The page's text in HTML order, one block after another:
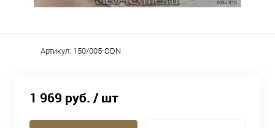
Артикул: 150/005-ODN
1 969 руб. / шт